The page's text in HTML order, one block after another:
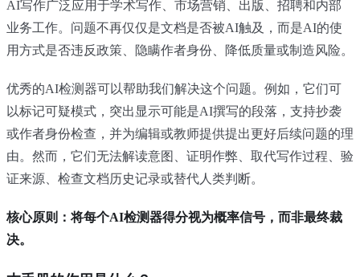
AI写作广泛应用于学术写作、市场营销、出版、招聘和内部
业务工作。问题不再仅仅是文档是否被AI触及，而是AI的使
用方式是否违反政策、隐瞒作者身份、降低质量或制造风险。
优秀的AI检测器可以帮助我们解决这个问题。例如，它们可
以标记可疑模式，突出显示可能是AI撰写的段落，支持抄袭
或作者身份检查，并为编辑或教师提供提出更好后续问题的理
由。然而，它们无法解读意图、证明作弊、取代写作过程、验
证来源、检查文档历史记录或替代人类判断。
核心原则：将每个AI检测器得分视为概率信号，而非最终裁
决。